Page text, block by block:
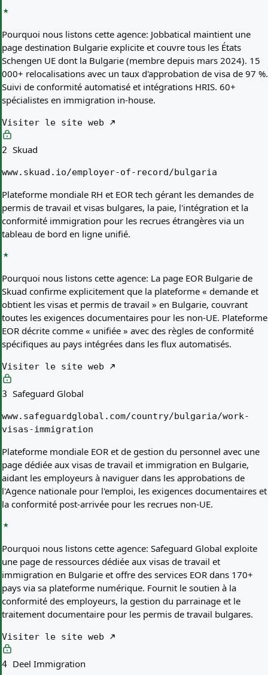
Pourquoi nous listons cette agence: Jobbatical maintient une
page destination Bulgarie explicite et couvre tous les États
Schengen UE dont la Bulgarie (membre depuis mars 2024). 15
000+ relocalisations avec un taux d'approbation de visa de 97 %.
Suivi de conformité automatisé et intégrations HRIS. 60+
spécialistes en immigration in-house.
Visiter le site web
2 Skuad
www.skuad.io/employer-of-record/bulgaria
Plateforme mondiale RH et EOR tech gérant les demandes de
permis de travail et visas bulgares, la paie, l'intégration et la
conformité immigration pour les recrues étrangères via un
tableau de bord en ligne unifié.
Pourquoi nous listons cette agence: La page EOR Bulgarie de
Skuad confirme explicitement que la plateforme « demande et
obtient les visas et permis de travail » en Bulgarie, couvrant
toutes les exigences documentaires pour les non-UE. Plateforme
EOR décrite comme « unifiée » avec des règles de conformité
spécifiques au pays intégrées dans les flux automatisés.
Visiter le site web
3 Safeguard Global
www.safeguardglobal.com/country/bulgaria/work-
visas-immigration
Plateforme mondiale EOR et de gestion du personnel avec une
page dédiée aux visas de travail et immigration en Bulgarie,
aidant les employeurs à naviguer dans les approbations de
l'Agence nationale pour l'emploi, les exigences documentaires et
la conformité post-arrivée pour les recrues non-UE.
Pourquoi nous listons cette agence: Safeguard Global exploite
une page de ressources dédiée aux visas de travail et
immigration en Bulgarie et offre des services EOR dans 170+
pays via sa plateforme numérique. Fournit le soutien à la
conformité des employeurs, la gestion du parrainage et le
traitement documentaire pour les permis de travail bulgares.
Visiter le site web
4 Deel Immigration